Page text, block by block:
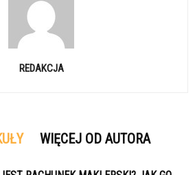
REDAKCJA
WIĘCEJ OD AUTORA